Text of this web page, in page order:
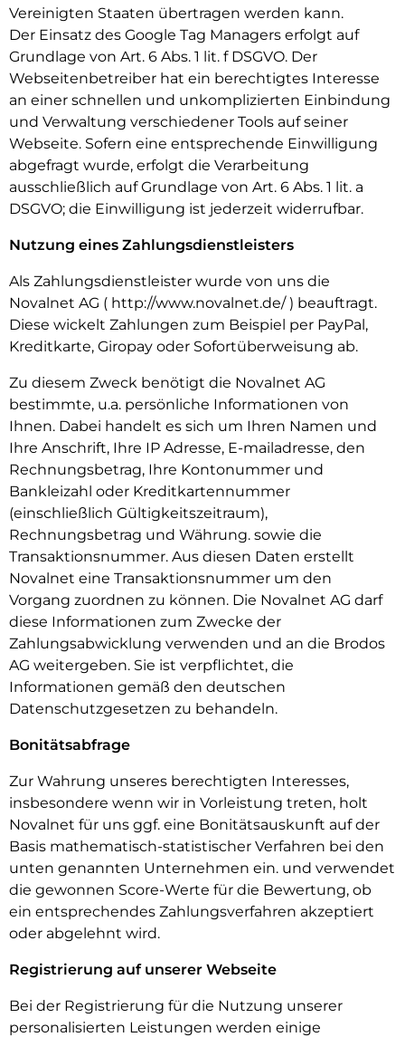
Vereinigten Staaten übertragen werden kann.
Der Einsatz des Google Tag Managers erfolgt auf
Grundlage von Art. 6 Abs. 1 lit. f DSGVO. Der
Webseitenbetreiber hat ein berechtigtes Interesse
an einer schnellen und unkomplizierten Einbindung
und Verwaltung verschiedener Tools auf seiner
Webseite. Sofern eine entsprechende Einwilligung
abgefragt wurde, erfolgt die Verarbeitung
ausschließlich auf Grundlage von Art. 6 Abs. 1 lit. a
DSGVO; die Einwilligung ist jederzeit widerrufbar.
Nutzung eines Zahlungsdienstleisters
Als Zahlungsdienstleister wurde von uns die
Novalnet AG ( http://www.novalnet.de/ ) beauftragt.
Diese wickelt Zahlungen zum Beispiel per PayPal,
Kreditkarte, Giropay oder Sofortüberweisung ab.
Zu diesem Zweck benötigt die Novalnet AG
bestimmte, u.a. persönliche Informationen von
Ihnen. Dabei handelt es sich um Ihren Namen und
Ihre Anschrift, Ihre IP Adresse, E-mailadresse, den
Rechnungsbetrag, Ihre Kontonummer und
Bankleizahl oder Kreditkartennummer
(einschließlich Gültigkeitszeitraum),
Rechnungsbetrag und Währung. sowie die
Transaktionsnummer. Aus diesen Daten erstellt
Novalnet eine Transaktionsnummer um den
Vorgang zuordnen zu können. Die Novalnet AG darf
diese Informationen zum Zwecke der
Zahlungsabwicklung verwenden und an die Brodos
AG weitergeben. Sie ist verpflichtet, die
Informationen gemäß den deutschen
Datenschutzgesetzen zu behandeln.
Bonitätsabfrage
Zur Wahrung unseres berechtigten Interesses,
insbesondere wenn wir in Vorleistung treten, holt
Novalnet für uns ggf. eine Bonitätsauskunft auf der
Basis mathematisch-statistischer Verfahren bei den
unten genannten Unternehmen ein. und verwendet
die gewonnen Score-Werte für die Bewertung, ob
ein entsprechendes Zahlungsverfahren akzeptiert
oder abgelehnt wird.
Registrierung auf unserer Webseite
Bei der Registrierung für die Nutzung unserer
personalisierten Leistungen werden einige